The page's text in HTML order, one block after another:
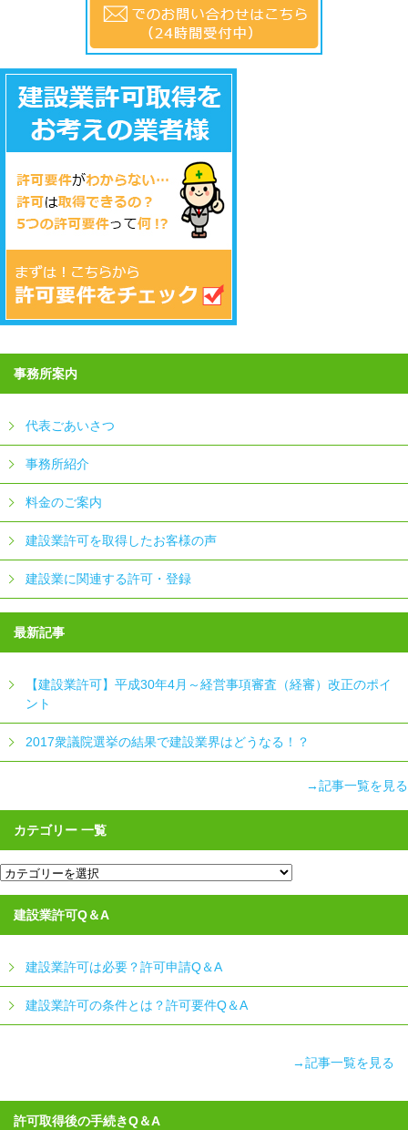
事務所案内
代表ごあいさつ
事務所紹介
料金のご案内
建設業許可を取得したお客様の声
建設業に関連する許可・登録
最新記事
【建設業許可】平成30年4月～経営事項審査（経審）改正のポイ
ント
2017衆議院選挙の結果で建設業界はどうなる！？
→記事一覧を見る
カテゴリー 一覧
カ
テ
ゴ
一
建設業許可Q＆A
建設業許可は必要？許可申請Q＆A
建設業許可の条件とは？許可要件Q＆A
→記事一覧を見る
許可取得後の手続きQ＆A